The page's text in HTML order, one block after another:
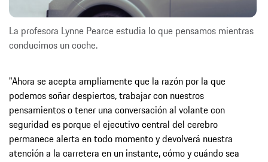
La profesora Lynne Pearce estudia lo que pensamos mientras
conducimos un coche.
"Ahora se acepta ampliamente que la razón por la que
podemos soñar despiertos, trabajar con nuestros
pensamientos o tener una conversación al volante con
seguridad es porque el ejecutivo central del cerebro
permanece alerta en todo momento y devolverá nuestra
atención a la carretera en un instante, cómo y cuándo sea